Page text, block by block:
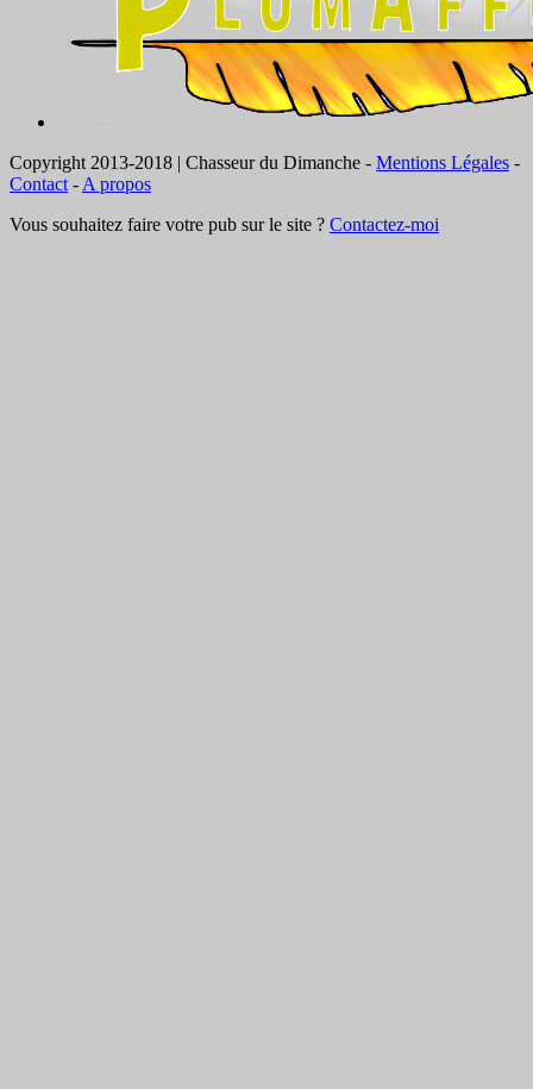
Copyright 2013-2018 | Chasseur du Dimanche - Mentions Légales -
Contact - A propos
Vous souhaitez faire votre pub sur le site ? Contactez-moi